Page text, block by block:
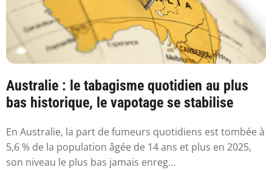
Australie : le tabagisme quotidien au plus
bas historique, le vapotage se stabilise
En Australie, la part de fumeurs quotidiens est tombée à
5,6 % de la population âgée de 14 ans et plus en 2025,
son niveau le plus bas jamais enreg...